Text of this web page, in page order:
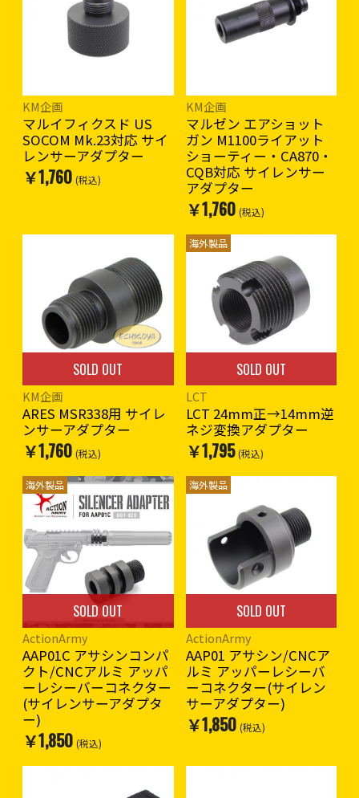
KM企画
マルイフィクスド US
SOCOM Mk.23対応 サイ
レンサーアダプター
￥1,760 (税込)
KM企画
マルゼン エアショット
ガン M1100ライアット
ショーティー・CA870・
CQB対応 サイレンサー
アダプター
￥1,760 (税込)
SOLD OUT
KM企画
ARES MSR338用 サイレ
ンサーアダプター
￥1,760 (税込)
海外製品
SOLD OUT
LCT
LCT 24mm正→14mm逆
ネジ変換アダプター
￥1,795 (税込)
海外製品
SOLD OUT
ActionArmy
AAP01C アサシンコンパ
クト/CNCアルミ アッパ
ーレシーバーコネクター
(サイレンサーアダプタ
ー)
￥1,850 (税込)
海外製品
SOLD OUT
ActionArmy
AAP01 アサシン/CNCア
ルミ アッパーレシーバ
ーコネクター(サイレン
サーアダプター)
￥1,850 (税込)